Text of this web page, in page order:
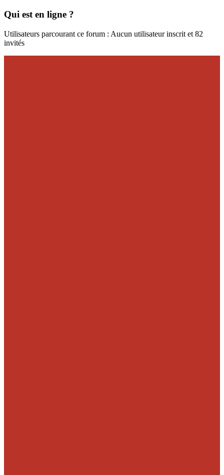
Qui est en ligne ?
Utilisateurs parcourant ce forum : Aucun utilisateur inscrit et 82
invités